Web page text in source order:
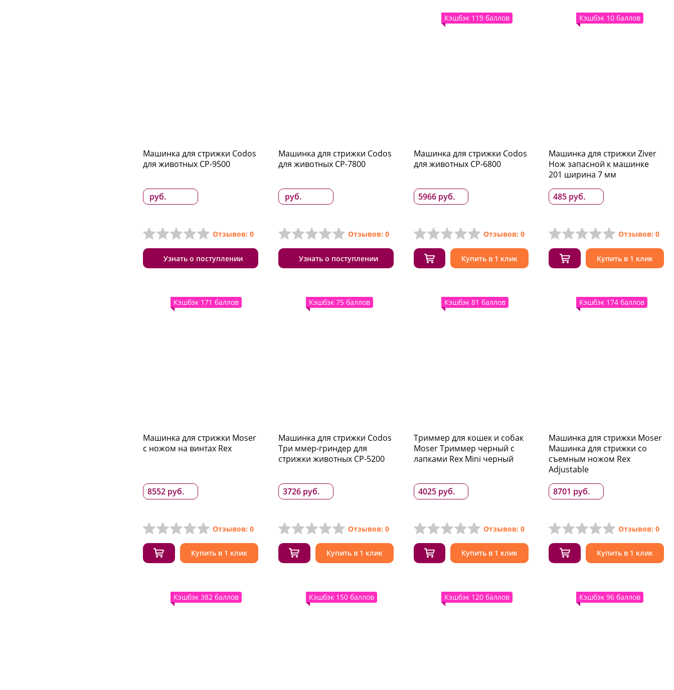
Машинка для стрижки Codos
для животных CP-9500
руб.
Отзывов: 0
Узнать о поступлении
Машинка для стрижки Codos
для животных CP-7800
руб.
Отзывов: 0
Узнать о поступлении
Кэшбэк 119 баллов
Машинка для стрижки Codos
для животных CP-6800
5966 руб.
Отзывов: 0
Купить в 1 клик
Кэшбэк 10 баллов
Машинка для стрижки Ziver
Нож запасной к машинке
201 ширина 7 мм
485 руб.
Отзывов: 0
Купить в 1 клик
Кэшбэк 171 баллов
Машинка для стрижки Moser
с ножом на винтах Rex
8552 руб.
Отзывов: 0
Купить в 1 клик
Кэшбэк 75 баллов
Машинка для стрижки Codos
Три ммер-гриндер для
стрижки животных CP-5200
3726 руб.
Отзывов: 0
Купить в 1 клик
Кэшбэк 81 баллов
Триммер для кошек и собак
Moser Триммер черный с
лапками Rex Mini черный
4025 руб.
Отзывов: 0
Купить в 1 клик
Кэшбэк 174 баллов
Машинка для стрижки Moser
Машинка для стрижки со
съемным ножом Rex
Adjustable
8701 руб.
Отзывов: 0
Купить в 1 клик
Кэшбэк 382 баллов Кэшбэк 150 баллов Кэшбэк 120 баллов Кэшбэк 96 баллов